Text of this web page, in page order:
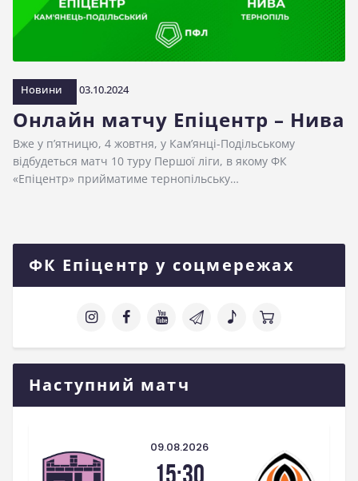
Новини 03.10.2024
Онлайн матчу Епіцентр – Нива
Вже у п’ятницю, 4 жовтня, у Кам’янці-Подільському
відбудеться матч 10 туру Першої ліги, в якому ФК
«Епіцентр» прийматиме тернопільську…
ФК Епіцентр у соцмережах
Наступний матч
09.08.2026
15:30